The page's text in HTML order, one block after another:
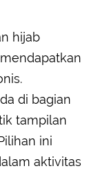
hijab
di bagian
tampilan
ini
aktivitas